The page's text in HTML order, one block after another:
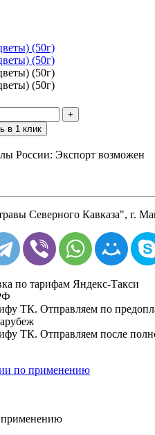
+
России: Экспорт возможен
Северного Кавказа", г.
по тарифам Яндекс-Такси
ТК. Отправляем по
ТК. Отправляем после
по применению
применению